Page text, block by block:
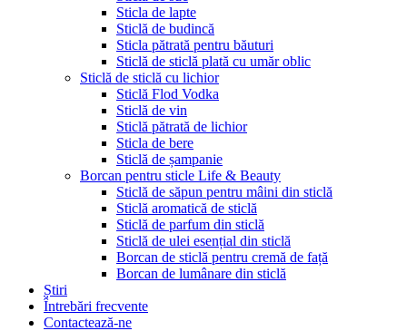
Sticla de lapte
Sticlă de budincă
Sticla pătrată pentru băuturi
Sticlă de sticlă plată cu umăr oblic
Sticlă de sticlă cu lichior
Sticlă Flod Vodka
Sticlă de vin
Sticlă pătrată de lichior
Sticla de bere
Sticlă de șampanie
Borcan pentru sticle Life & Beauty
Sticlă de săpun pentru mâini din sticlă
Sticlă aromatică de sticlă
Sticlă de parfum din sticlă
Sticlă de ulei esențial din sticlă
Borcan de sticlă pentru cremă de față
Borcan de lumânare din sticlă
Știri
Întrebări frecvente
Contactează-ne